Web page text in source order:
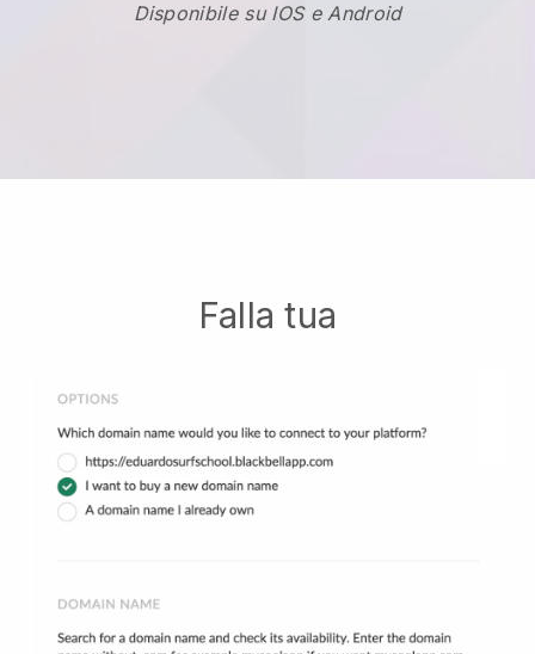
Disponibile su IOS e Android
Falla tua